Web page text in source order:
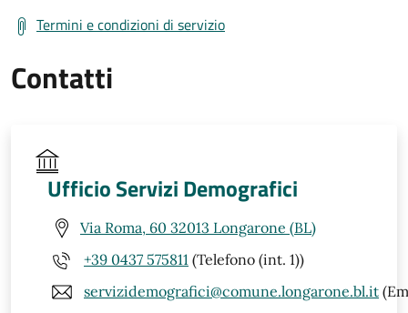
Termini e condizioni di servizio
Contatti
Ufficio Servizi Demografici
Via Roma, 60 32013 Longarone (BL)
+39 0437 575811 (Telefono (int. 1))
servizidemografici@comune.longarone.bl.it